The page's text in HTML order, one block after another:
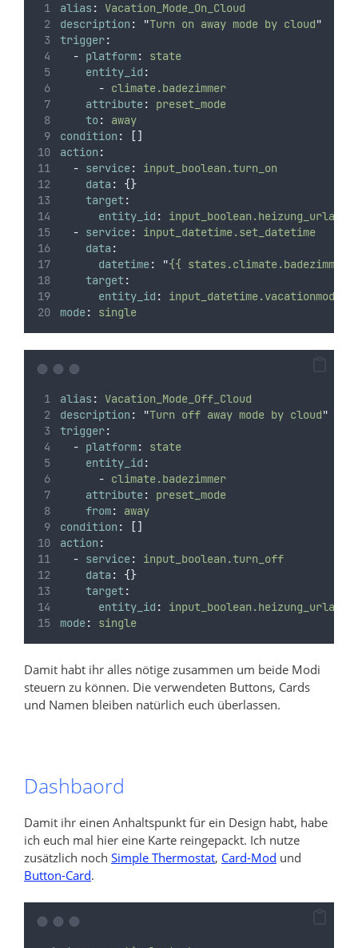
alias:
Vacation_Mode_On_Cloud
description : "Turn on away mode by cloud"
trigger:
- platform:
state
entity_id :
- climate.badezimmer
attribute:
preset_mode
to:
away
condition :
[]
action :
- service:
input_boolean.turn_on
data :
{}
target:
entity_id :
input_boolean.heizung_urlaub
- service:
input_datetime.set_datetime
data :
datetime: "{{
target:
entity_id :
input_datetime.vacationmode
mode: single
alias:
Vacation_Mode_Off_Cloud
description : "Turn off away mode by cloud"
trigger:
- platform:
state
entity_id :
- climate.badezimmer
attribute:
preset_mode
from:
away
condition :
[]
action :
- service:
input_boolean.turn_off
data :
{}
target:
entity_id :
input_boolean.heizung_urlaub
mode: single
Damit habt ihr alles nötige zusammen um beide Modi
steuern zu können. Die verwendeten Buttons, Cards
und Namen bleiben natürlich euch überlassen.
Dashbaord
Damit ihr einen Anhaltspunkt für ein Design habt, habe
ich euch mal hier eine Karte reingepackt. Ich nutze
zusätzlich noch Simple Thermostat, Card-Mod und
Button-Card.